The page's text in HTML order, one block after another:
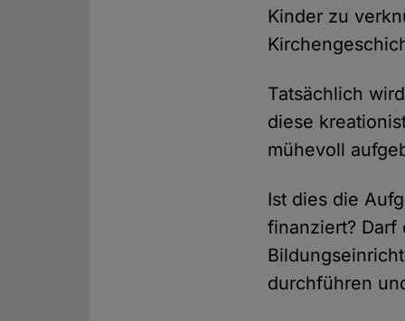
Kinder zu
Tatsächlich
diese
mühevoll
Ist dies die
finanziert? Darf
durchführen